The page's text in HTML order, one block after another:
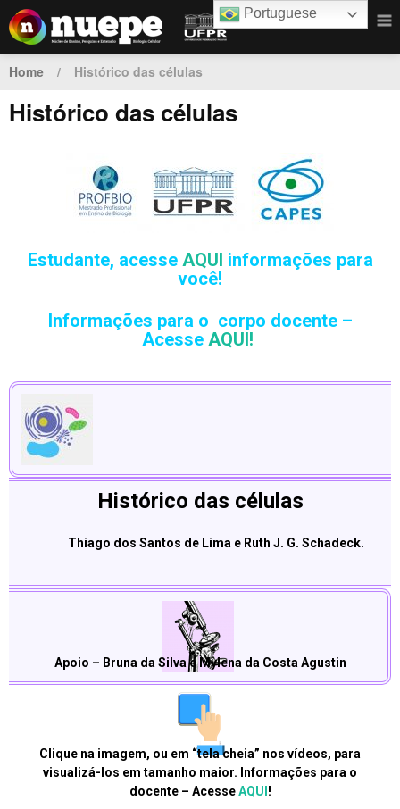
Home / Histórico das células
Histórico das células
Estudante, acesse AQUI informações para
você!
Informações para o corpo docente –
Acesse AQUI!
Histórico das células
Thiago dos Santos de Lima e Ruth J. G. Schadeck.
Apoio – Bruna da Silva e Mylena da Costa Agustin
Clique na imagem, ou em “tela cheia” nos vídeos, para
visualizá-los em tamanho maior. Informações para o
docente – AcesseAQUI !
Portuguese